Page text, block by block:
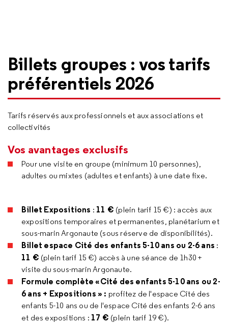
Billets groupes : vos tarifs
préférentiels 2026
Tarifs réservés aux professionnels et aux associations et
collectivités
Vos avantages exclusifs
Pour une visite en groupe (minimum 10 personnes),
adultes ou mixtes (adultes et enfants) à une date fixe.
Billet Expositions : 11 € (plein tarif 15 €) : accès aux
expositions temporaires et permanentes, planétarium et
sous-marin Argonaute (sous réserve de disponibilités).
Billet espace Cité des enfants 5-10 ans ou 2-6 ans :
11 € (plein tarif 15 €) accès à une séance de 1h30 +
visite du sous-marin Argonaute.
Formule complète «Cité des enfants 5-10 ans ou 2-
6 ans + Expositions » : profitez de l'espace Cité des
enfants 5-10 ans ou de l'espace Cité des enfants 2-6 ans
et des expositions : 17 € (plein tarif 19 €).